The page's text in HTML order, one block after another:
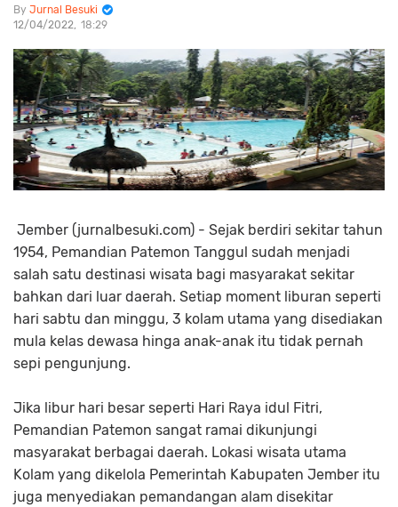
Jurnal Besuki
12/04/2022 18:29
Jember (jurnalbesuki.com) - Sejak berdiri sekitar tahun
1954, Pemandian Patemon Tanggul sudah menjadi
salah satu destinasi wisata bagi masyarakat sekitar
bahkan dari luar daerah. Setiap moment liburan seperti
hari sabtu dan minggu, 3 kolam utama yang disediakan
mula kelas dewasa hinga anak-anak itu tidak pernah
sepi pengunjung.
Jika libur hari besar seperti Hari Raya idul Fitri,
Pemandian Patemon sangat ramai dikunjungi
masyarakat berbagai daerah. Lokasi wisata utama
Kolam yang dikelola Pemerintah Kabupaten Jember itu
juga menyediakan pemandangan alam disekitar